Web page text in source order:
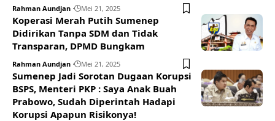
Rahman Aundjan Mei 21, 2025
Koperasi Merah Putih Sumenep
Didirikan Tanpa SDM dan Tidak
Transparan, DPMD Bungkam
Rahman Aundjan Mei 21, 2025
Sumenep Jadi Sorotan Dugaan Korupsi
BSPS, Menteri PKP : Saya Anak Buah
Prabowo, Sudah Diperintah Hadapi
Korupsi Apapun Risikonya!